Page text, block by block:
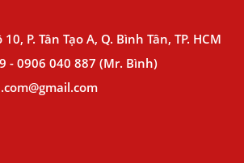
P. Tân Tạo A, Q. Bình Tân, TP. HCM
- 0906 040 887 (Mr. Bình)